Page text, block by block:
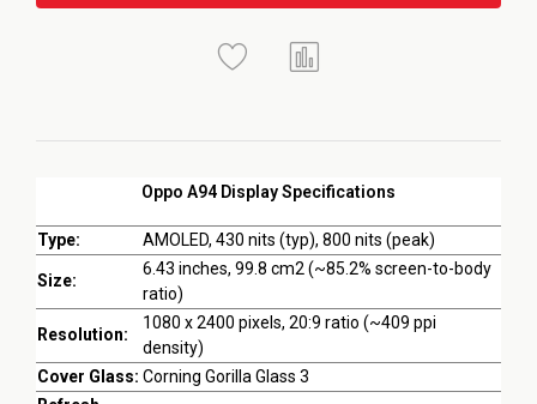
Oppo A94 Display Specifications
Type: AMOLED, 430 nits (typ), 800 nits (peak)
Size:
6.43 inches, 99.8 cm2 (~85.2% screen-to-body
ratio)
Resolution:
1080 x 2400 pixels, 20:9 ratio (~409 ppi
density)
Cover Glass: Corning Gorilla Glass 3